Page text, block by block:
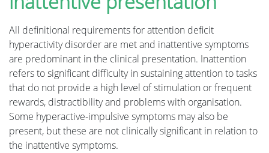
All definitional requirements for attention deficit
hyperactivity disorder are met and inattentive symptoms
are predominant in the clinical presentation. Inattention
refers to significant difficulty in sustaining attention to tasks
that do not provide a high level of stimulation or frequent
rewards, distractibility and problems with organisation.
Some hyperactive-impulsive symptoms may also be
present, but these are not clinically significant in relation to
the inattentive symptoms.